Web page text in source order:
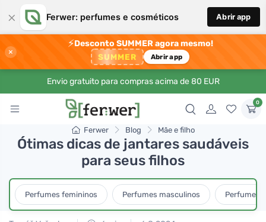
× Ferwer: perfumes e cosméticos Abrir app
×
⚡Desconto SUMMER agora mesmo!
SUMMER Abrir app
Envio gratuito para compras acima de 80 EUR
0
Ferwer Blog Mãe e filho
Ótimas dicas de jantares saudáveis
para seus filhos
Perfumes femininos Perfumes masculinos Perfumes